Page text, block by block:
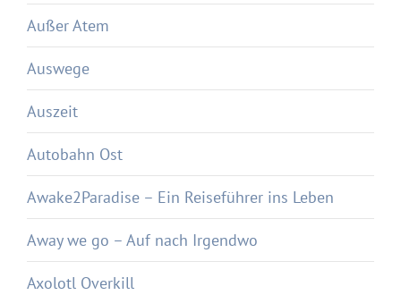
Außer Atem
Auswege
Auszeit
Autobahn Ost
Awake2Paradise – Ein Reiseführer ins Leben
Away we go – Auf nach Irgendwo
Axolotl Overkill